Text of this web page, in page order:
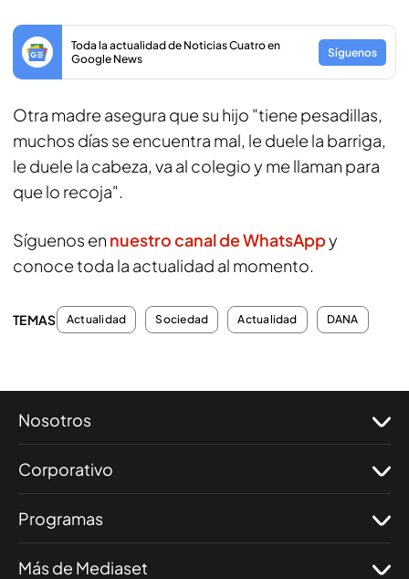
Toda la actualidad de Noticias Cuatro en
Google News
Síguenos
Otra madre asegura que su hijo "tiene pesadillas,
muchos días se encuentra mal, le duele la barriga,
le duele la cabeza, va al colegio y me llaman para
que lo recoja".
Síguenos en nuestro canal de WhatsAppy
conoce toda la actualidad al momento.
TEMAS Actualidad Sociedad Actualidad DANA
Nosotros
Corporativo
Programas
Más de Mediaset